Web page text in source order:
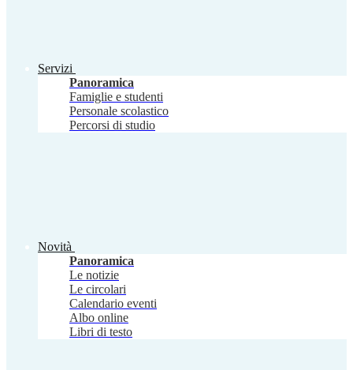
Servizi
Panoramica
Famiglie e studenti
Personale scolastico
Percorsi di studio
Novità
Panoramica
Le notizie
Le circolari
Calendario eventi
Albo online
Libri di testo